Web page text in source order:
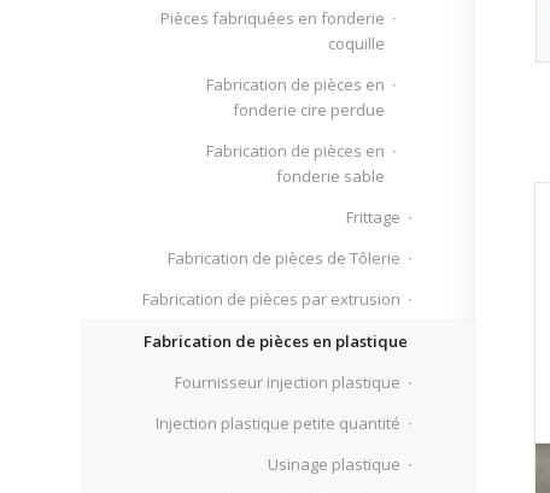
Pièces fabriquées en fonderie
coquille
Fabrication de pièces en
fonderie cire perdue
Fabrication de pièces en
fonderie sable
Frittage
Fabrication de pièces de Tôlerie
Fabrication de pièces par extrusion
Fabrication de pièces en plastique
Fournisseur injection plastique
Injection plastique petite quantité
Usinage plastique